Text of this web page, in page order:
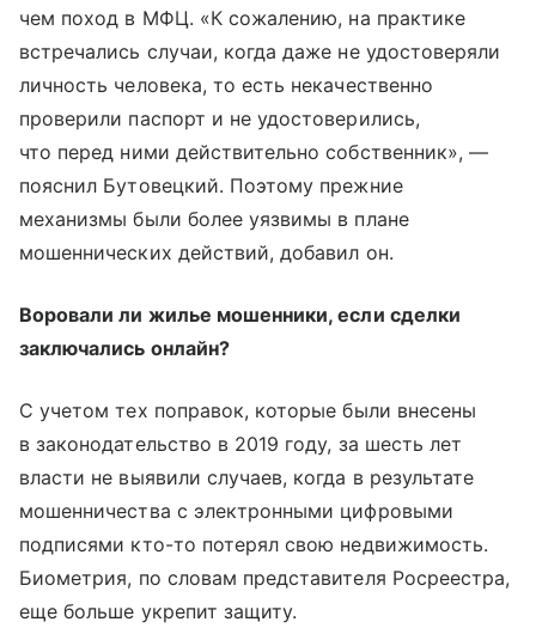
чем поход в МФЦ. «К сожалению, на практике
встречались случаи, когда даже не удостоверяли
личность человека, то есть некачественно
проверили паспорт и не удостоверились,
что перед ними действительно собственник», —
пояснил Бутовецкий. Поэтому прежние
механизмы были более уязвимы в плане
мошеннических действий, добавил он.
Воровали ли жилье мошенники, если сделки
заключались онлайн?
С учетом тех поправок, которые были внесены
в законодательство в 2019 году, за шесть лет
власти не выявили случаев, когда в результате
мошенничества с электронными цифровыми
подписями кто-то потерял свою недвижимость.
Биометрия, по словам представителя Росреестра,
еще больше укрепит защиту.